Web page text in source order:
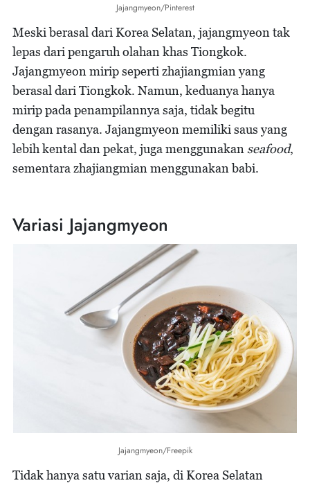
Jajangmyeon/Pinterest
Meski berasal dari Korea Selatan, jajangmyeon tak
lepas dari pengaruh olahan khas Tiongkok.
Jajangmyeon mirip seperti zhajiangmian yang
berasal dari Tiongkok. Namun, keduanya hanya
mirip pada penampilannya saja, tidak begitu
dengan rasanya. Jajangmyeon memiliki saus yang
lebih kental dan pekat, juga menggunakan seafood,
sementara zhajiangmian menggunakan babi.
Variasi Jajangmyeon
Jajangmyeon/Freepik
Tidak hanya satu varian saja, di Korea Selatan